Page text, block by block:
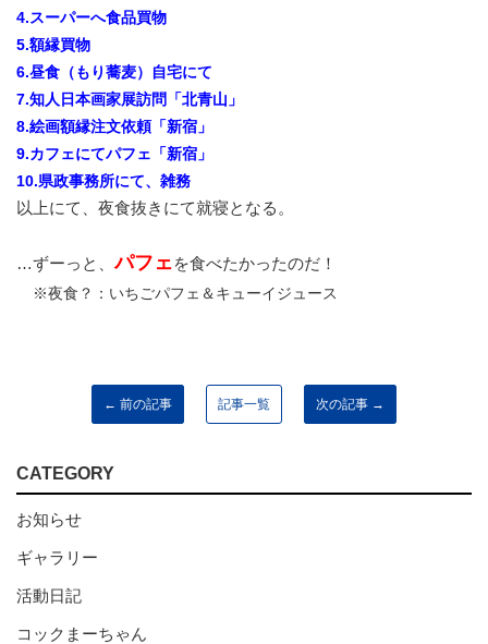
4.スーパーへ食品買物
5.額縁買物
6.昼食（もり蕎麦）自宅にて
7.知人日本画家展訪問「北青山」
8.絵画額縁注文依頼「新宿」
9.カフェにてパフェ「新宿」
10.県政事務所にて、雑務
以上にて、夜食抜きにて就寝となる。
…ずーっと、パフェを食べたかったのだ！
※夜食？：いちごパフェ＆キューイジュース
← 前の記事 記事一覧 次の記事 →
CATEGORY
お知らせ
ギャラリー
活動日記
コックまーちゃん